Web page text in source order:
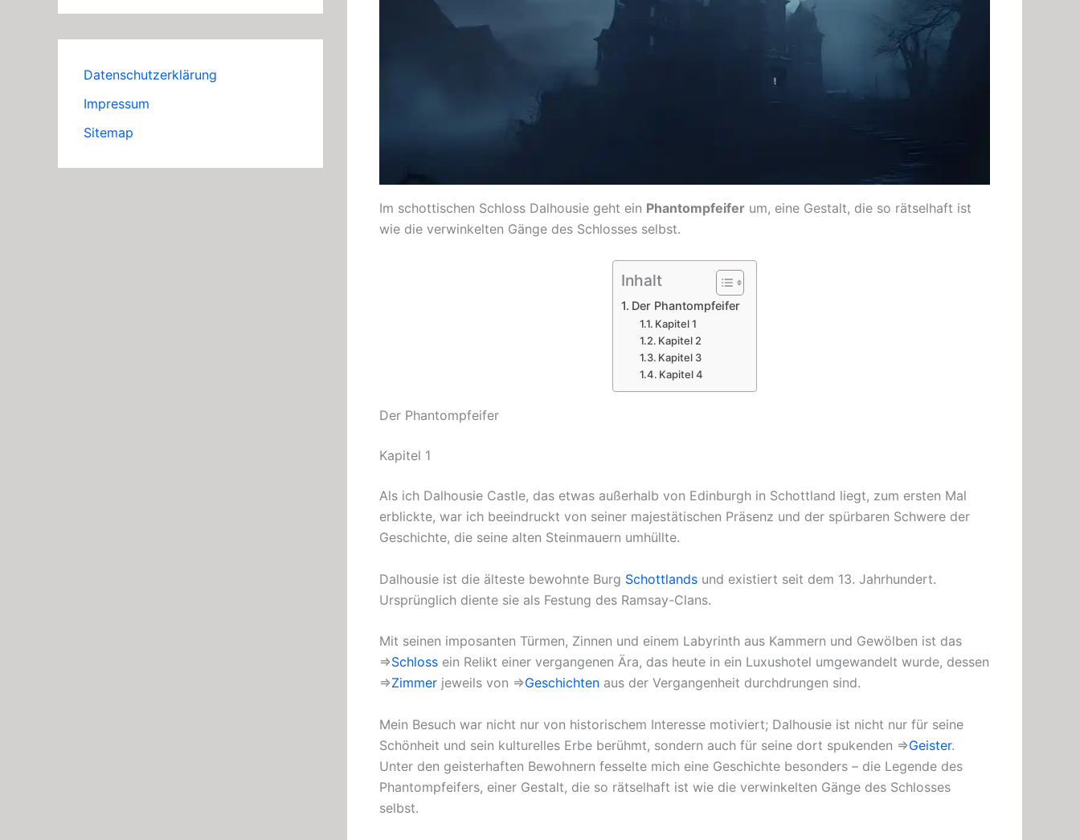
Datenschutzerklärung
Impressum
Sitemap
Im schottischen Schloss Dalhousie geht ein Phantompfeifer um, eine Gestalt, die so rätselhaft ist
wie die verwinkelten Gänge des Schlosses selbst.
Inhalt
Der Phantompfeifer
Kapitel 1
Kapitel 2
Kapitel 3
Kapitel 4
Der Phantompfeifer
Kapitel 1
Als ich Dalhousie Castle, das etwas außerhalb von Edinburgh in Schottland liegt, zum ersten Mal
erblickte, war ich beeindruckt von seiner majestätischen Präsenz und der spürbaren Schwere der
Geschichte, die seine alten Steinmauern umhüllte.
Dalhousie ist die älteste bewohnte Burg Schottlands und existiert seit dem 13. Jahrhundert.
Ursprünglich diente sie als Festung des Ramsay-Clans.
Mit seinen imposanten Türmen, Zinnen und einem Labyrinth aus Kammern und Gewölben ist das
⇒Schloss ein Relikt einer vergangenen Ära, das heute in ein Luxushotel umgewandelt wurde, dessen
⇒Zimmer jeweils von ⇒Geschichten aus der Vergangenheit durchdrungen sind.
Mein Besuch war nicht nur von historischem Interesse motiviert; Dalhousie ist nicht nur für seine
Schönheit und sein kulturelles Erbe berühmt, sondern auch für seine dort spukenden ⇒Geister.
Unter den geisterhaften Bewohnern fesselte mich eine Geschichte besonders – die Legende des
Phantompfeifers, einer Gestalt, die so rätselhaft ist wie die verwinkelten Gänge des Schlosses
selbst.